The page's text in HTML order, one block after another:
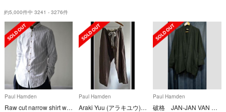
約5,000件中 3241 - 3276件
Paul Harnden
Raw cut narrow shirt white✖️gray stripe
Paul Harnden
Araki Yuu (アラキユウ)ワイドパンツ
Paul Harnden
破格 JAN-JAN VAN ESSCHE 羽織ジャケット